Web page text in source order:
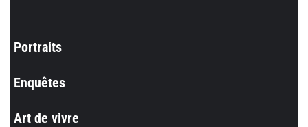
Portraits
Enquêtes
Art de vivre